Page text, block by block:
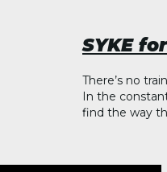
SYKE
There’s no
In the
find the way